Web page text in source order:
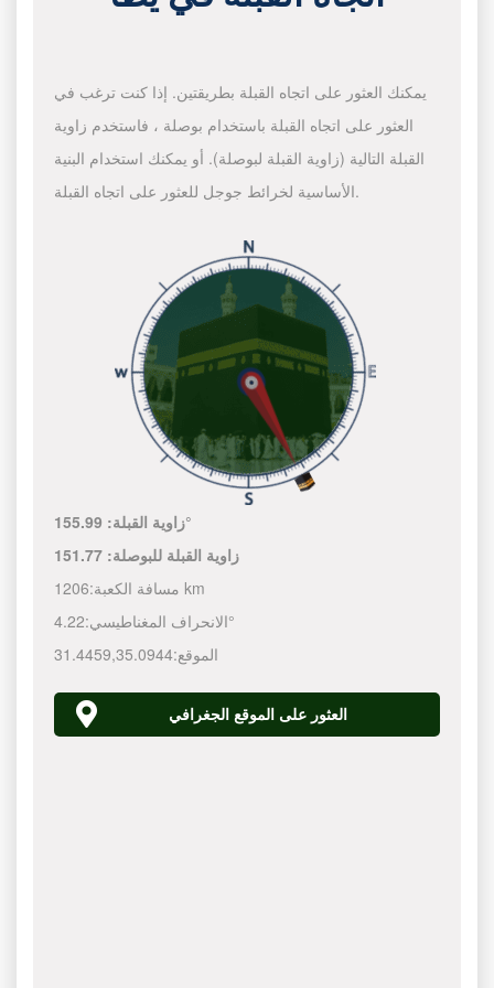
يمكنك العثور على اتجاه القبلة بطريقتين. إذا كنت ترغب في
العثور على اتجاه القبلة باستخدام بوصلة ، فاستخدم زاوية
القبلة التالية (زاوية القبلة لبوصلة). أو يمكنك استخدام البنية
الأساسية لخرائط جوجل للعثور على اتجاه القبلة.
زاوية القبلة:155.99°
زاوية القبلة للبوصلة: 151.77
مسافة الكعبة: 1206 km
الانحراف المغناطيسي:4.22°
الموقع:
31.4459,35.0944
العثور على الموقع الجغرافي